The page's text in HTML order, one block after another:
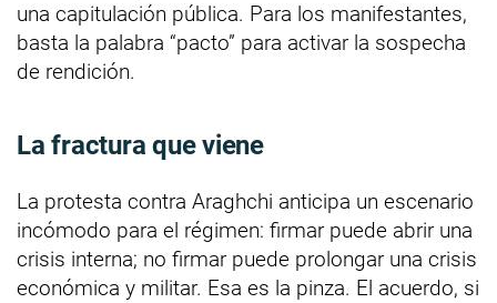
una capitulación pública. Para los manifestantes,
basta la palabra “pacto” para activar la sospecha
de rendición.
La fractura que viene
La protesta contra Araghchi anticipa un escenario
incómodo para el régimen: firmar puede abrir una
crisis interna; no firmar puede prolongar una crisis
económica y militar. Esa es la pinza. El acuerdo, si